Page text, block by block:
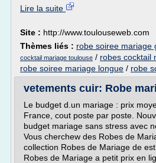
Lire la suite
Site : http://www.toulouseweb.com
Thèmes liés : robe soiree mariage
cocktail mariage toulouse / robes cocktail
robe soiree mariage longue / robe
vetements cuir: Robe
Le budget d.un mariage : prix
France, cout poste par poste.
budget mariage sans stress avec
Vous cherchew des Robes de
collection Robes de Mariage de
Robes de Mariage a petit prix en